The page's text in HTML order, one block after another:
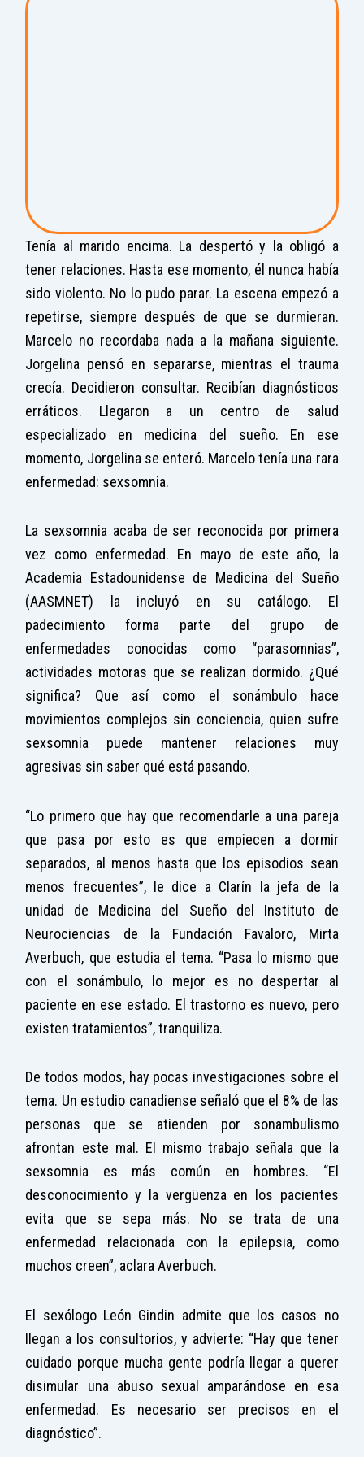
Tenía al marido encima. La despertó y la obligó a
tener relaciones. Hasta ese momento, él nunca había
sido violento. No lo pudo parar. La escena empezó a
repetirse, siempre después de que se durmieran.
Marcelo no recordaba nada a la mañana siguiente.
Jorgelina pensó en separarse, mientras el trauma
crecía. Decidieron consultar. Recibían diagnósticos
erráticos. Llegaron a un centro de salud
especializado en medicina del sueño. En ese
momento, Jorgelina se enteró. Marcelo tenía una rara
enfermedad: sexsomnia.
La sexsomnia acaba de ser reconocida por primera
vez como enfermedad. En mayo de este año, la
Academia Estadounidense de Medicina del Sueño
(AASMNET) la incluyó en su catálogo. El
padecimiento forma parte del grupo de
enfermedades conocidas como “parasomnias”,
actividades motoras que se realizan dormido. ¿Qué
significa? Que así como el sonámbulo hace
movimientos complejos sin conciencia, quien sufre
sexsomnia puede mantener relaciones muy
agresivas sin saber qué está pasando.
“Lo primero que hay que recomendarle a una pareja
que pasa por esto es que empiecen a dormir
separados, al menos hasta que los episodios sean
menos frecuentes”, le dice a Clarín la jefa de la
unidad de Medicina del Sueño del Instituto de
Neurociencias de la Fundación Favaloro, Mirta
Averbuch, que estudia el tema. “Pasa lo mismo que
con el sonámbulo, lo mejor es no despertar al
paciente en ese estado. El trastorno es nuevo, pero
existen tratamientos”, tranquiliza.
De todos modos, hay pocas investigaciones sobre el
tema. Un estudio canadiense señaló que el 8% de las
personas que se atienden por sonambulismo
afrontan este mal. El mismo trabajo señala que la
sexsomnia es más común en hombres. “El
desconocimiento y la vergüenza en los pacientes
evita que se sepa más. No se trata de una
enfermedad relacionada con la epilepsia, como
muchos creen”, aclara Averbuch.
El sexólogo León Gindin admite que los casos no
llegan a los consultorios, y advierte: “Hay que tener
cuidado porque mucha gente podría llegar a querer
disimular una abuso sexual amparándose en esa
enfermedad. Es necesario ser precisos en el
diagnóstico”.